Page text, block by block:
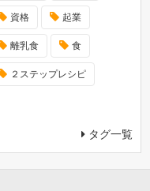
資格 起業
離乳食 食
２ステップレシピ
タグ一覧